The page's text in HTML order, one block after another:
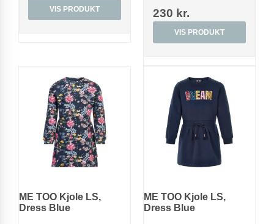
VIS PRODUKT 230 kr.
VIS PRODUKT
ME TOO Kjole LS,
Dress Blue
ME TOO Kjole LS,
Dress Blue